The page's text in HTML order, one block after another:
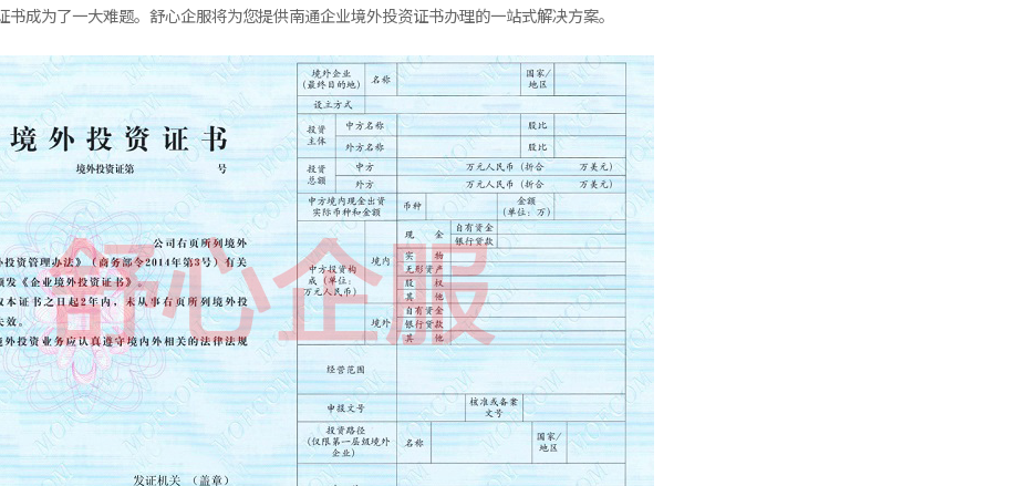
成为了一大难题。舒心企服将为您提供南通企业境外投资证书办理的一站式解决方案。